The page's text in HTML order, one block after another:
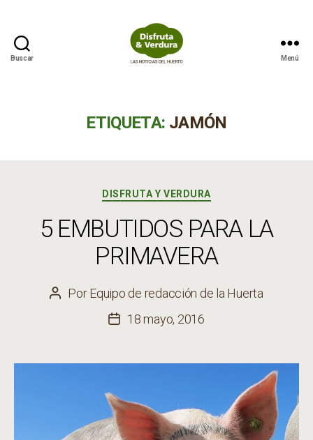
Buscar Menú
ETIQUETA: JAMÓN
Categorías
DISFRUTA Y VERDURA
5 EMBUTIDOS PARA LA
PRIMAVERA
Autor
PorEquipo de redacción de la Huerta
Fecha
18 mayo, 2016